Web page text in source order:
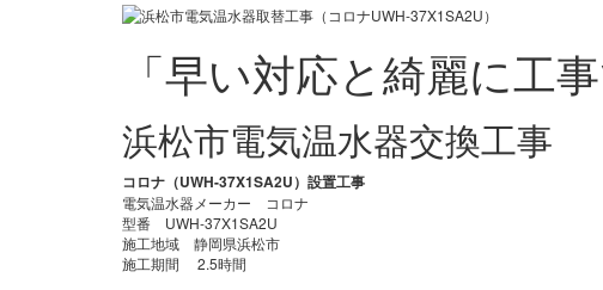
「早い対応と綺麗に工
浜松市電気温水器交換工事
コロナ（UWH-37X1SA2U）設置工事
電気温水器メーカー コロナ
型番 UWH-37X1SA2U
施工地域 静岡県浜松市
施工期間 2.5時間